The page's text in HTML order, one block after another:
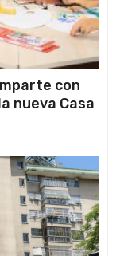
con
nueva Casa
Caracas